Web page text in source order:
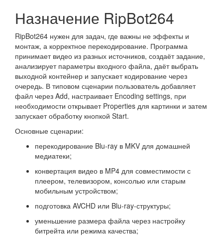
Назначение RipBot264
RipBot264 нужен для задач, где важны не эффекты и
монтаж, а корректное перекодирование. Программа
принимает видео из разных источников, создаёт задание,
анализирует параметры входного файла, даёт выбрать
выходной контейнер и запускает кодирование через
очередь. В типовом сценарии пользователь добавляет
файл через Add, настраивает Encoding settings, при
необходимости открывает Properties для картинки и затем
запускает обработку кнопкой Start.
Основные сценарии:
перекодирование Blu-ray в MKV для домашней
медиатеки;
конвертация видео в MP4 для совместимости с
плеером, телевизором, консолью или старым
мобильным устройством;
подготовка AVCHD или Blu-ray-структуры;
уменьшение размера файла через настройку
битрейта или режима качества;